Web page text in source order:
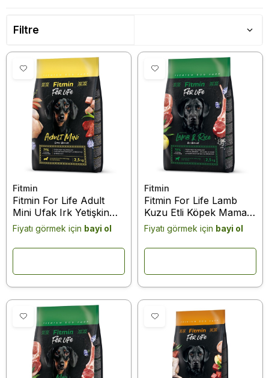
Filtre
Fitmin
Fitmin For Life Adult
Mini Ufak Irk Yetişkin
Köpek Maması 2,5 Kg
Fiyatı görmek için bayi ol
Fitmin
Fitmin For Life Lamb
Kuzu Etli Köpek Maması
- 2,5 kg
Fiyatı görmek için bayi ol